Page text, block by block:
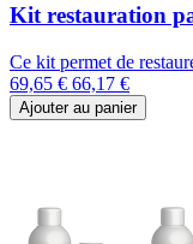
Kit restauration
Ce kit permet de
69,65 € 66,17 €
Ajouter au panier